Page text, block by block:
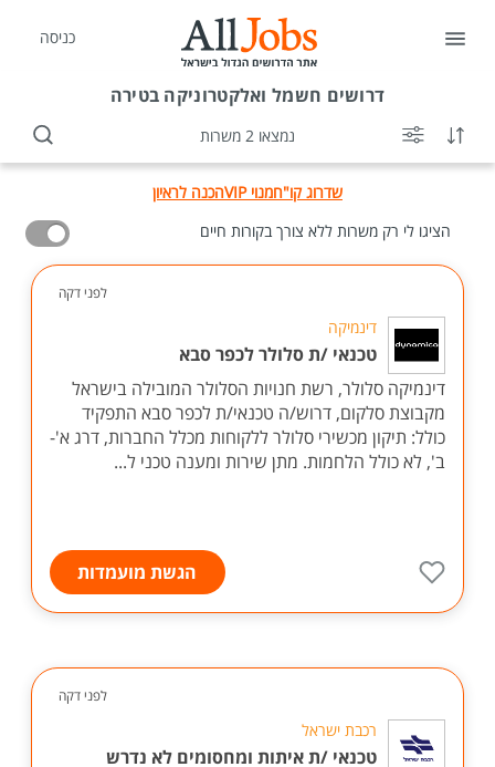
כניסה
דרושים חשמל ואלקטרוניקה בטירה
נמצאו 2 משרות
שדרוג קו"חמנוי VIP
הכנה לראיון
הציגו לי רק משרות ללא צורך בקורות חיים
לפני דקה
דינמיקה
טכנאי /ת סלולר לכפר סבא
דינמיקה סלולר, רשת חנויות הסלולר המובילה בישראל
מקבוצת סלקום, דרוש/ה טכנאי/ת לכפר סבא התפקיד
כולל: תיקון מכשירי סלולר ללקוחות מכלל החברות, דרג א'-
ב', לא כולל הלחמות. מתן שירות ומענה טכני ל...
הגשת מועמדות
לפני דקה
רכבת ישראל
טכנאי /ת איתות ומחסומים לא נדרש